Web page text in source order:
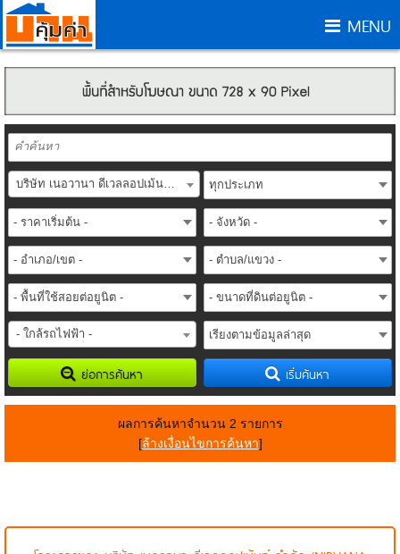
MENU
บริษัท เนอวานา ดีเวลลอปเม้นท์ จำกัด (NIRVANA DEVELOPMENT Co.,Ltd.)
- ใกล้รถไฟฟ้า -
ย่อการค้นหา เริ่มค้นหา
ผลการค้นหาจำนวน 2 รายการ
[ล้างเงื่อนไขการค้นหา]